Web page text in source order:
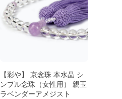
【彩や】 京念珠 本水晶 シ
ンプル念珠（女性用） 親玉
ラベンダーアメジスト